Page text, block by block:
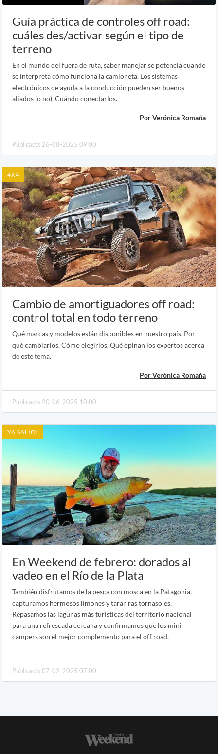
Guía práctica de controles off road:
cuáles des/activar según el tipo de
terreno
En el mundo del fuera de ruta, saber manejar se potencia cuando
se interpreta cómo funciona la camioneta. Los sistemas
electrónicos de ayuda a la conducción pueden ser buenos
aliados (o no). Cuándo conectarlos.
Por Verónica Romaña
Publicado: 26-08-2025 09:00
4X4
Cambio de amortiguadores off road:
control total en todo terreno
Qué marcas y modelos están disponibles en nuestro país. Por
qué cambiarlos. Cómo elegirlos. Qué opinan los expertos acerca
de este tema.
Por Verónica Romaña
Publicado: 20-06-2025 10:00
YA SALIO!
En Weekend de febrero: dorados al
vadeo en el Río de la Plata
También disfrutamos de la pesca con mosca en la Patagonia,
capturamos hermosos limones y tarariras tornasoles.
Repasamos las lagunas más turísticas del territorio nacional
para una refrescada cercana y confirmamos que los mini
campers son el mejor complemento para el off road.
Publicado: 07-02-2025 07:00